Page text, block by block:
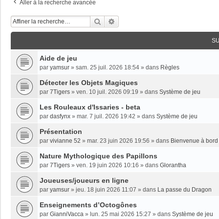
Aller à la recherche avancée
Rechercher
Aide de jeu
par yamsur » sam. 25 juil. 2026 18:54 » dans Règles
Détecter les Objets Magiques
par 7Tigers » ven. 10 juil. 2026 09:19 » dans Système de jeu
Les Rouleaux d'Issaries - beta
par dasfynx » mar. 7 juil. 2026 19:42 » dans Système de jeu
Présentation
par vivianne 52 » mar. 23 juin 2026 19:56 » dans Bienvenue à bord
Nature Mythologique des Papillons
par 7Tigers » ven. 19 juin 2026 10:16 » dans Glorantha
Joueuses/joueurs en ligne
par yamsur » jeu. 18 juin 2026 11:07 » dans La passe du Dragon
Enseignements dʼOctogônes
par GianniVacca » lun. 25 mai 2026 15:27 » dans Système de jeu